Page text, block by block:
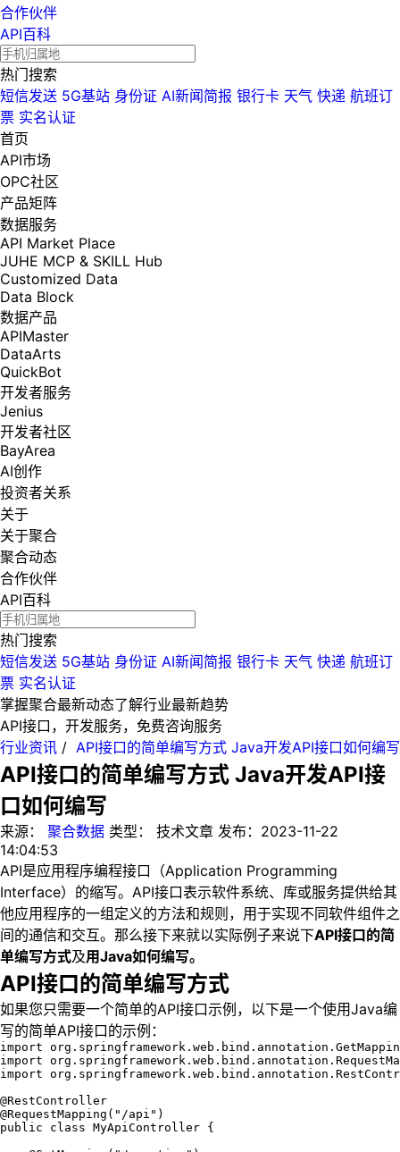
合作伙伴
API百科
热门搜索
短信发送 5G基站 身份证 AI新闻简报 银行卡 天气 快递 航班订
票 实名认证
首页
API市场
OPC社区
产品矩阵
数据服务
API Market Place
JUHE MCP & SKILL Hub
Customized Data
Data Block
数据产品
APIMaster
DataArts
QuickBot
开发者服务
Jenius
开发者社区
BayArea
AI创作
投资者关系
关于
关于聚合
聚合动态
合作伙伴
API百科
热门搜索
短信发送 5G基站 身份证 AI新闻简报 银行卡 天气 快递 航班订
票 实名认证
掌握聚合最新动态了解行业最新趋势
API接口，开发服务，免费咨询服务
行业资讯 / API接口的简单编写方式 Java开发API接口如何编写
API接口的简单编写方式 Java开发API接
口如何编写
来源： 聚合数据 类型： 技术文章 发布： 2023-11-22
14:04:53
API是应用程序编程接口（Application Programming
Interface）的缩写。API接口表示软件系统、库或服务提供给其
他应用程序的一组定义的方法和规则，用于实现不同软件组件之
间的通信和交互。那么接下来就以实际例子来说下API接口的简
单编写方式及用Java如何编写。
API接口的简单编写方式
如果您只需要一个简单的API接口示例，以下是一个使用Java编
写的简单API接口的示例：
import
import
import
@RestController
@RequestMapping("/api")
public class MyApiController {